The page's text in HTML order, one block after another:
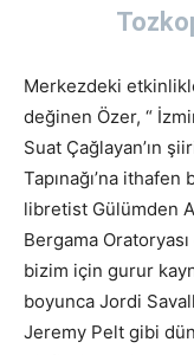
Merkezdeki
değinen Özer, “
Suat Çağlayan’ın
Tapınağı’na
libretist Gülümden
Bergama
bizim için gurur
boyunca Jordi
Jeremy Pelt gibi